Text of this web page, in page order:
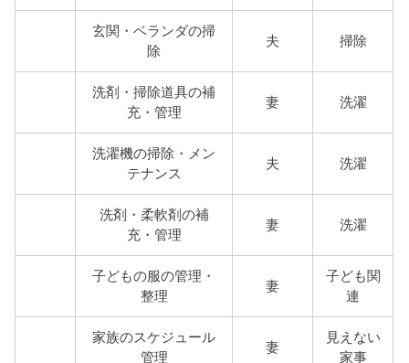
玄関・ベランダの掃
除
夫 掃除
洗剤・掃除道具の補
充・管理
妻 洗濯
洗濯機の掃除・メン
テナンス
夫 洗濯
洗剤・柔軟剤の補
充・管理
妻 洗濯
子どもの服の管理・
整理
妻
子ども関
連
家族のスケジュール
管理
妻
見えない
家事